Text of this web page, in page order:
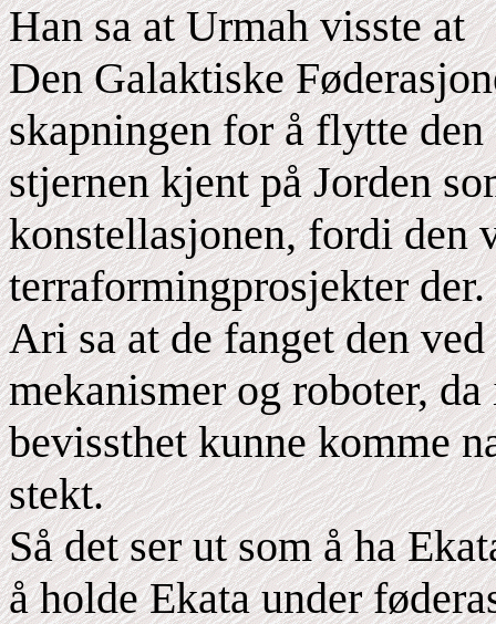
Han sa at Urmah visste at
Den Galaktiske
skapningen for å flytte
stjernen kjent på Jorden
konstellasjonen, fordi den
terraformingprosjekter der.
Ari sa at de fanget den
mekanismer og roboter,
bevissthet kunne komme
stekt.
Så det ser ut som å ha
å holde Ekata under